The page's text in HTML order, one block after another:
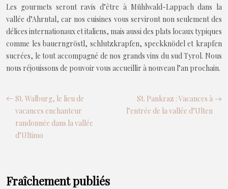
Les gourmets seront ravis d’être à Mühlwald-Lappach dans la
vallée d’Ahrntal, car nos cuisines vous serviront non seulement des
délices internationaux et italiens, mais aussi des plats locaux typiques
comme les bauerngröstl, schlutzkrapfen, speckknödel et krapfen
sucrées, le tout accompagné de nos grands vins du sud Tyrol. Nous
nous réjouissons de pouvoir vous accueillir à nouveau l’an prochain.
St. Walburg, le lieu de
vacances enchanteur
randonnée dans la vallée
d’Ultimo
St. Pankraz : Vacances à
l’entrée de la vallée d’Ulten
Fraîchement publiés